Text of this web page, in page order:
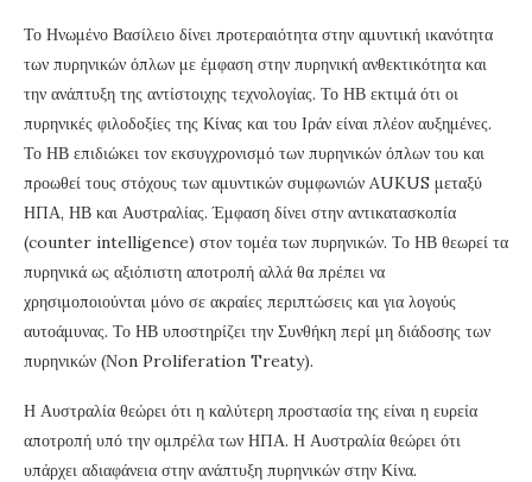
Το Ηνωμένο Βασίλειο δίνει προτεραιότητα στην αμυντική ικανότητα
των πυρηνικών όπλων με έμφαση στην πυρηνική ανθεκτικότητα και
την ανάπτυξη της αντίστοιχης τεχνολογίας. Το ΗΒ εκτιμά ότι οι
πυρηνικές φιλοδοξίες της Κίνας και του Ιράν είναι πλέον αυξημένες.
Το ΗΒ επιδιώκει τον εκσυγχρονισμό των πυρηνικών όπλων του και
προωθεί τους στόχους των αμυντικών συμφωνιών AUKUS μεταξύ
ΗΠΑ, ΗΒ και Αυστραλίας. Έμφαση δίνει στην αντικατασκοπία
(counter intelligence) στον τομέα των πυρηνικών. Το ΗΒ θεωρεί τα
πυρηνικά ως αξιόπιστη αποτροπή αλλά θα πρέπει να
χρησιμοποιούνται μόνο σε ακραίες περιπτώσεις και για λογούς
αυτοάμυνας. Το ΗΒ υποστηρίζει την Συνθήκη περί μη διάδοσης των
πυρηνικών (Νon Proliferation Treaty).
Η Αυστραλία θεώρει ότι η καλύτερη προστασία της είναι η ευρεία
αποτροπή υπό την ομπρέλα των ΗΠΑ. Η Αυστραλία θεώρει ότι
υπάρχει αδιαφάνεια στην ανάπτυξη πυρηνικών στην Κίνα.